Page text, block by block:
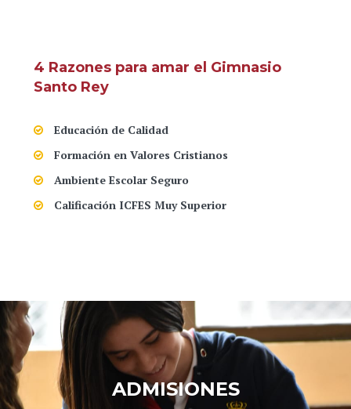
4 Razones para amar el Gimnasio
Santo Rey
Educación de Calidad
Formación en Valores Cristianos
Ambiente Escolar Seguro
Calificación ICFES Muy Superior
ADMISIONES